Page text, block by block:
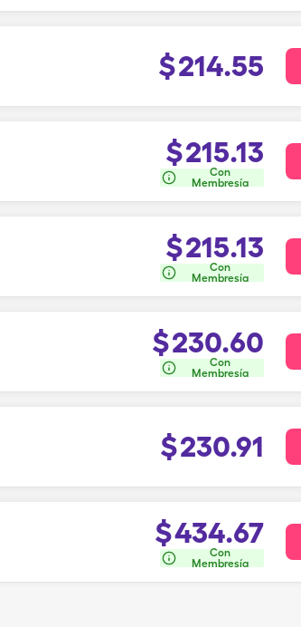
$214.55
$215.13
Con
Membresía
$215.13
Con
Membresía
$230.60
Con
Membresía
$230.91
$434.67
Con
Membresía